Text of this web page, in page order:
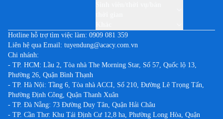
Hotline hỗ trợ tìm việc làm: 0909 081 359
Liên hệ qua Email: tuyendung@acacy.com.vn
Chi nhánh:
- TP. HCM: Lầu 2, Tòa nhà The Morning Star, Số 57, Quốc lộ 13,
Phường 26, Quận Bình Thạnh
- TP. Hà Nội: Tầng 6, Tòa nhà ACCI, Số 210, Đường Lê Trọng Tấn,
Phường Định Công, Quận Thanh Xuân
- TP. Đà Nẵng: 73 Đường Duy Tân, Quận Hải Châu
- TP. Cần Thơ: Khu Tái Định Cư 12,8 ha, Phường Long Hòa, Quận